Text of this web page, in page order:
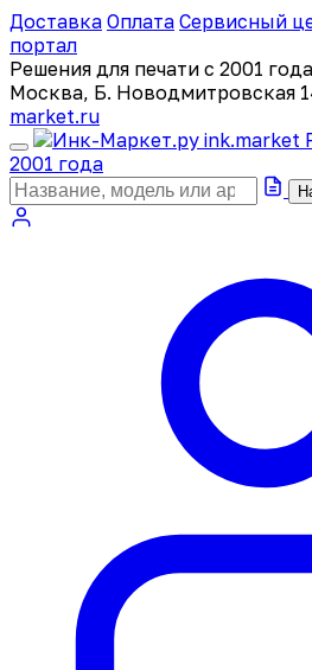
Доставка Оплата Сервисный
портал
Решения для печати с 2001 года
Москва, Б. Новодмитровская
market.ru
ink.market
2001 года